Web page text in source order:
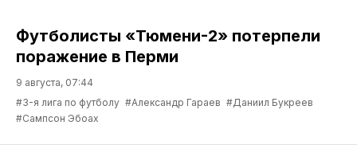
Футболисты «Тюмени-2» потерпели
поражение в Перми
9 августа, 07:44
#3-я лига по футболу #Александр Гараев #Даниил Букреев
#Сампсон Эбоах